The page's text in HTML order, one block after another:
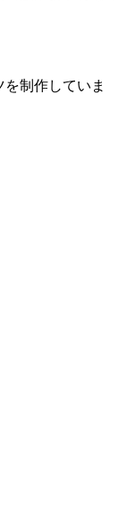
制作していま